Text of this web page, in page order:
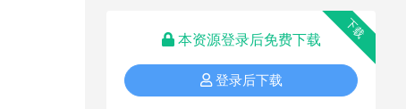
下载
本资源登录后免费下载
登录后下载